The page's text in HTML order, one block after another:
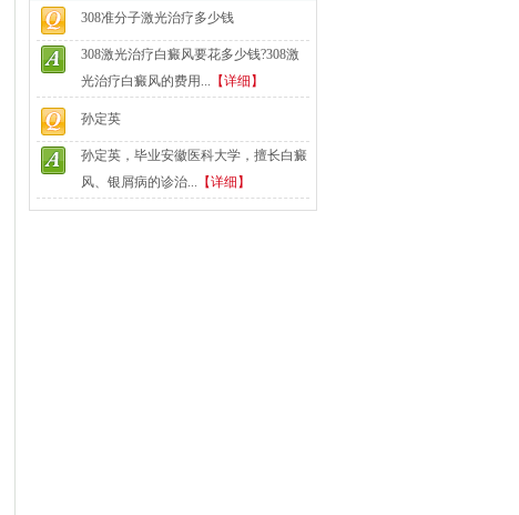
308准分子激光治疗多少钱
308激光治疗白癜风要花多少钱?308激
光治疗白癜风的费用... 【详细】
孙定英
孙定英，毕业安徽医科大学，擅长白癜
风、银屑病的诊治... 【详细】